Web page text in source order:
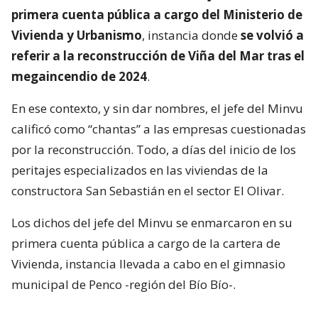
primera cuenta pública a cargo del Ministerio de
Vivienda y Urbanismo, instancia dondese volvió a
referir a la reconstrucción de Viña del Mar tras el
megaincendio de 2024.
En ese contexto, y sin dar nombres, el jefe del Minvu
calificó como “chantas” a las empresas cuestionadas
por la reconstrucción. Todo, a días del inicio de los
peritajes especializados en las viviendas de la
constructora San Sebastián en el sector El Olivar.
Los dichos del jefe del Minvu se enmarcaron en su
primera cuenta pública a cargo de la cartera de
Vivienda, instancia llevada a cabo en el gimnasio
municipal de Penco -región del Bío Bío-.